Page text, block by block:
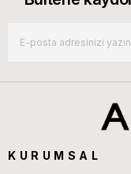
KURUMSAL